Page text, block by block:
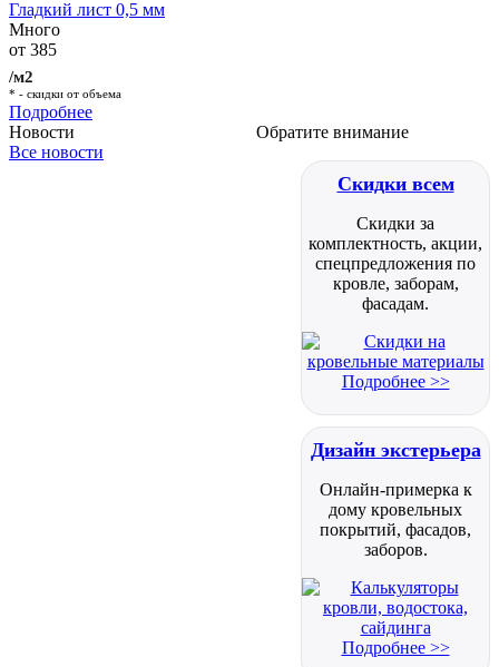
Гладкий лист 0,5 мм
Много
от 385
/м2
* - скидки от объема
Подробнее
Обратите внимание
Скидки всем
Скидки за
комплектность, акции,
спецпредложения по
кровле, заборам,
фасадам.
Подробнее >>
Дизайн экстерьера
Онлайн-примерка к
дому кровельных
покрытий, фасадов,
заборов.
Подробнее >>
Новости
Все новости